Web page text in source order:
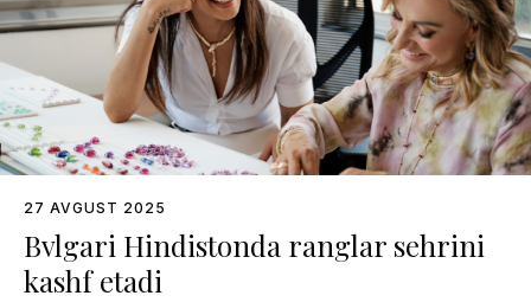
27 AVGUST 2025
Bvlgari Hindistonda ranglar sehrini
kashf etadi